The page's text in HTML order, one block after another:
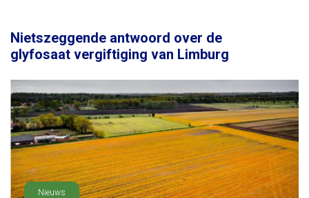
Nietszeggende antwoord over de
glyfosaat vergiftiging van Limburg
Nieuws